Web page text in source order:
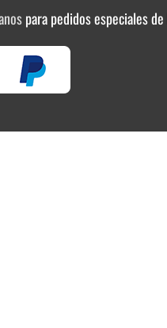
para pedidos especiales de